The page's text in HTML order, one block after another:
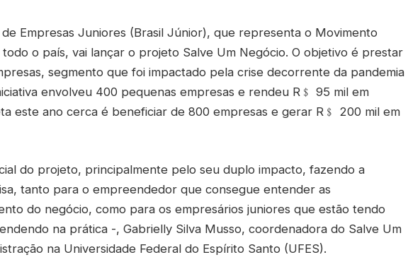
Empresas Juniores (Brasil Júnior), que representa o Movimento
o país, vai lançar o projeto Salve Um Negócio. O objetivo é prestar
segmento que foi impactado pela crise decorrente da pandemia
envolveu 400 pequenas empresas e rendeu R﹩ 95 mil em
este ano cerca é beneficiar de 800 empresas e gerar R﹩ 200 mil em
do projeto, principalmente pelo seu duplo impacto, fazendo a
tanto para o empreendedor que consegue entender as
do negócio, como para os empresários juniores que estão tendo
na prática -, Gabrielly Silva Musso, coordenadora do Salve Um
na Universidade Federal do Espírito Santo (UFES).